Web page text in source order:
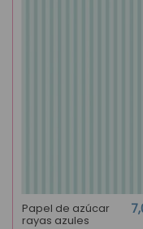
Papel de azúcar
rayas azules